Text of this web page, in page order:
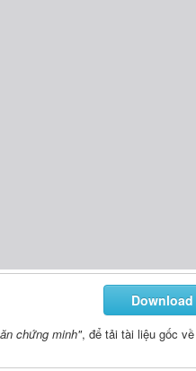
Download
chứng minh", để tải tài liệu gốc